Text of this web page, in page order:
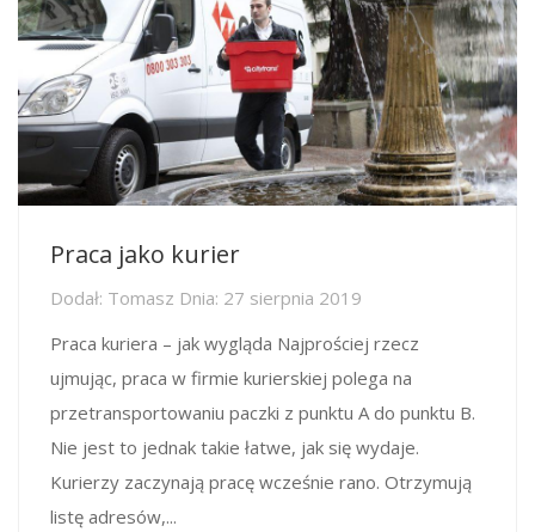
Praca jako kurier
Dodał: Tomasz Dnia: 27 sierpnia 2019
Praca kuriera – jak wygląda Najprościej rzecz
ujmując, praca w firmie kurierskiej polega na
przetransportowaniu paczki z punktu A do punktu B.
Nie jest to jednak takie łatwe, jak się wydaje.
Kurierzy zaczynają pracę wcześnie rano. Otrzymują
listę adresów,...